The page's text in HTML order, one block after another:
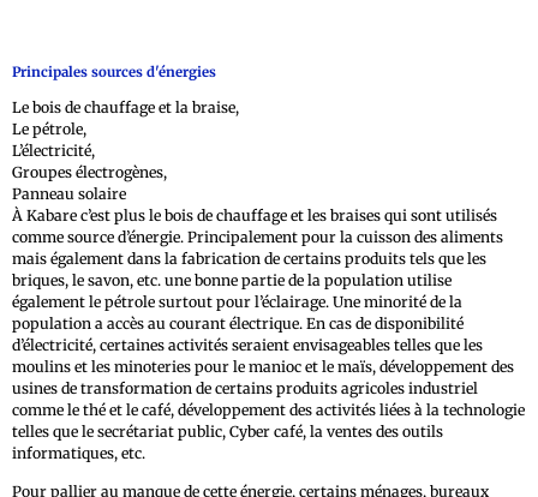
Principales sources d'énergies
Le bois de chauffage et la braise,
Le pétrole,
L’électricité,
Groupes électrogènes,
Panneau solaire
À Kabare c’est plus le bois de chauffage et les braises qui sont utilisés
comme source d’énergie. Principalement pour la cuisson des aliments
mais également dans la fabrication de certains produits tels que les
briques, le savon, etc. une bonne partie de la population utilise
également le pétrole surtout pour l’éclairage. Une minorité de la
population a accès au courant électrique. En cas de disponibilité
d’électricité, certaines activités seraient envisageables telles que les
moulins et les minoteries pour le manioc et le maïs, développement des
usines de transformation de certains produits agricoles industriel
comme le thé et le café, développement des activités liées à la technologie
telles que le secrétariat public, Cyber café, la ventes des outils
informatiques, etc.
Pour pallier au manque de cette énergie, certains ménages, bureaux